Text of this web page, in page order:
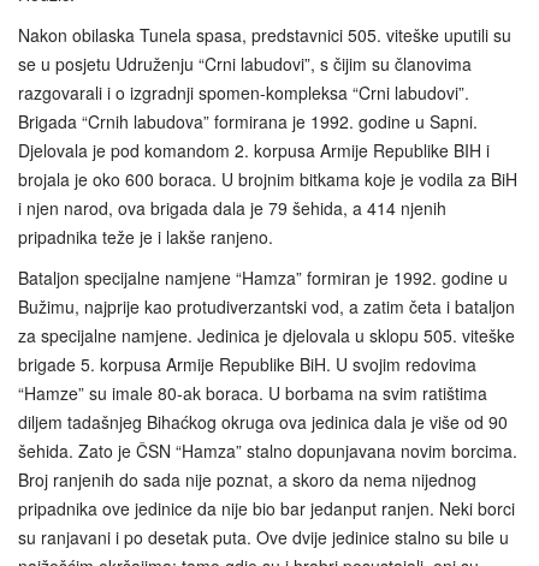
Nakon obilaska Tunela spasa, predstavnici 505. viteške uputili su
se u posjetu Udruženju “Crni labudovi”, s čijim su članovima
razgovarali i o izgradnji spomen-kompleksa “Crni labudovi”.
Brigada “Crnih labudova” formirana je 1992. godine u Sapni.
Djelovala je pod komandom 2. korpusa Armije Republike BIH i
brojala je oko 600 boraca. U brojnim bitkama koje je vodila za BiH
i njen narod, ova brigada dala je 79 šehida, a 414 njenih
pripadnika teže je i lakše ranjeno.
Bataljon specijalne namjene “Hamza” formiran je 1992. godine u
Bužimu, najprije kao protudiverzantski vod, a zatim četa i bataljon
za specijalne namjene. Jedinica je djelovala u sklopu 505. viteške
brigade 5. korpusa Armije Republike BiH. U svojim redovima
“Hamze” su imale 80-ak boraca. U borbama na svim ratištima
diljem tadašnjeg Bihaćkog okruga ova jedinica dala je više od 90
šehida. Zato je ČSN “Hamza” stalno dopunjavana novim borcima.
Broj ranjenih do sada nije poznat, a skoro da nema nijednog
pripadnika ove jedinice da nije bio bar jedanput ranjen. Neki borci
su ranjavani i po desetak puta. Ove dvije jedinice stalno su bile u